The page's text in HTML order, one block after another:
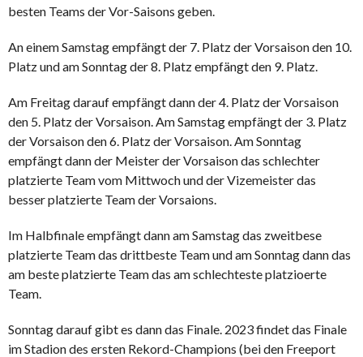
besten Teams der Vor-Saisons geben.
An einem Samstag empfängt der 7. Platz der Vorsaison den 10.
Platz und am Sonntag der 8. Platz empfängt den 9. Platz.
Am Freitag darauf empfängt dann der 4. Platz der Vorsaison
den 5. Platz der Vorsaison. Am Samstag empfängt der 3. Platz
der Vorsaison den 6. Platz der Vorsaison. Am Sonntag
empfängt dann der Meister der Vorsaison das schlechter
platzierte Team vom Mittwoch und der Vizemeister das
besser platzierte Team der Vorsaions.
Im Halbfinale empfängt dann am Samstag das zweitbese
platzierte Team das drittbeste Team und am Sonntag dann das
am beste platzierte Team das am schlechteste platzioerte
Team.
Sonntag darauf gibt es dann das Finale. 2023 findet das Finale
im Stadion des ersten Rekord-Champions (bei den Freeport